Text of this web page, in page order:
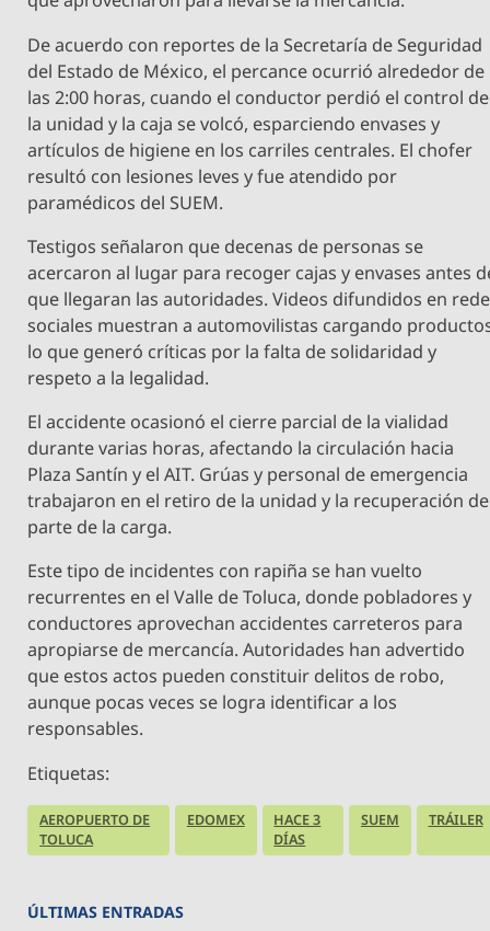
De acuerdo con reportes de la Secretaría de Seguridad
del Estado de México, el percance ocurrió alrededor de
las 2:00 horas, cuando el conductor perdió el control de
la unidad y la caja se volcó, esparciendo envases y
artículos de higiene en los carriles centrales. El chofer
resultó con lesiones leves y fue atendido por
paramédicos del SUEM.
Testigos señalaron que decenas de personas se
acercaron al lugar para recoger cajas y envases antes
que llegaran las autoridades. Videos difundidos en
sociales muestran a automovilistas cargando
lo que generó críticas por la falta de solidaridad y
respeto a la legalidad.
El accidente ocasionó el cierre parcial de la vialidad
durante varias horas, afectando la circulación hacia
Plaza Santín y el AIT. Grúas y personal de emergencia
trabajaron en el retiro de la unidad y la recuperación de
parte de la carga.
Este tipo de incidentes con rapiña se han vuelto
recurrentes en el Valle de Toluca, donde pobladores y
conductores aprovechan accidentes carreteros para
apropiarse de mercancía. Autoridades han advertido
que estos actos pueden constituir delitos de robo,
aunque pocas veces se logra identificar a los
responsables.
Etiquetas:
AEROPUERTO DE
TOLUCA
EDOMEX
HACE 3
DÍAS
SUEM TRÁILER
ÚLTIMAS ENTRADAS